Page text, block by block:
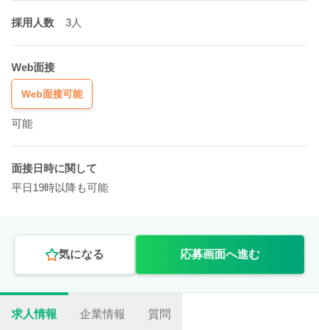
採用人数 3人
Web面接
Web面接可能
可能
面接日時に関して
平日19時以降も可能
気になる 応募画面へ進む
求人情報 企業情報 質問